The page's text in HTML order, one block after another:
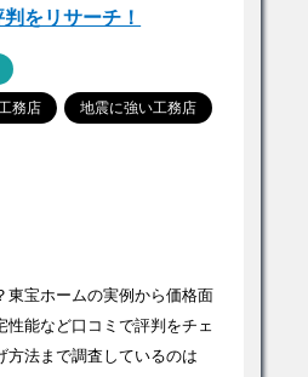
をリサーチ！
務店 地震に強い工務店
東宝ホームの実例から価格面
性能など口コミで評判をチェ
方法まで調査しているのは